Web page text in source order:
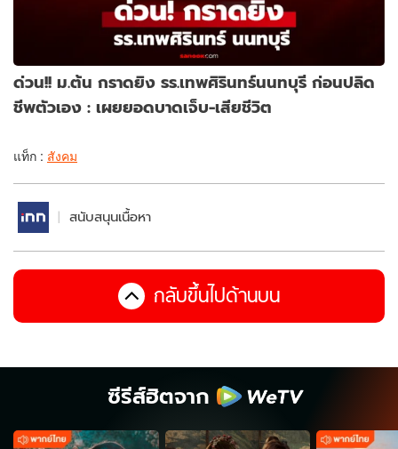
ด่วน!! ม.ต้น กราดยิง รร.เทพศิรินทร์นนทบุรี ก่อนปลิด
ชีพตัวเอง : เผยยอดบาดเจ็บ-เสียชีวิต
แท็ก : สังคม
สนับสนุนเนื้อหา
กลับขึ้นไปด้านบน
ซีรีส์ฮิตจาก